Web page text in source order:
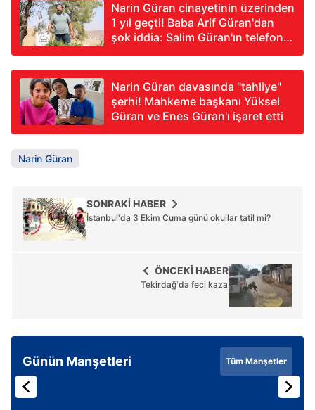
Narin Güran cinayetinin üzerinden
1 yıl geçti! Baba Arif Güran'dan
şok iddia: Salim Güran'ın telefonu
sıfırlandı
Narin Güran davasında "tahliye"
şerhi! Mahkeme başkanı Yüksel
Güran ve Enes Güran'ı işaret etti
Narin Güran
SONRAKİ HABER
İstanbul'da 3 Ekim Cuma günü okullar tatil mi?
ÖNCEKİ HABER
Tekirdağ'da feci kaza
Günün Manşetleri Tüm Manşetler